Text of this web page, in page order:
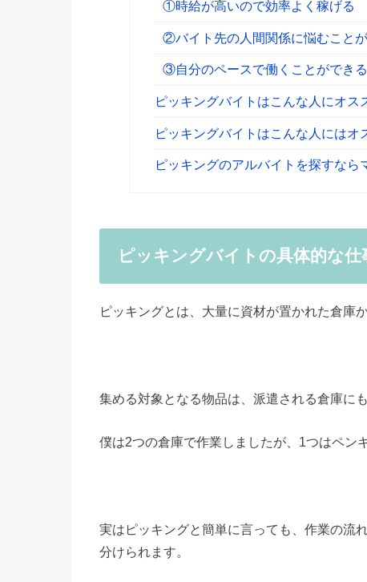
①時給が高いので効率よく稼げる
②バイト先の人間関係に悩むこと
③自分のペースで働くことができる
ピッキングバイトはこんな人にオス
ピッキングバイトはこんな人にはオ
ピッキングのアルバイトを探すなら
ピッキングバイトの具体的な仕
ピッキングとは、大量に資材が置かれた倉庫
集める対象となる物品は、派遣される倉庫に
僕は2つの倉庫で作業しましたが、1つはペン
実はピッキングと簡単に言っても、作業の流
分けられます。